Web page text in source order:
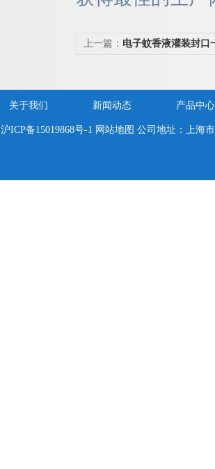
上一篇： 电子蚊香液灌装封口
关于我们 新闻动态 产品中心
沪ICP备15019868号-1 网站地图 公司地址：上海